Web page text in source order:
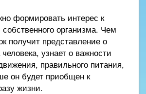
формировать интерес к
организма. Чем
получит представление о
узнает о важности
правильного питания,
он будет приобщен к
жизни.